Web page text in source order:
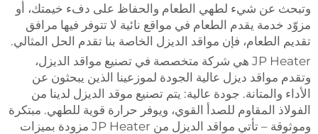
وتبحث عن شيء لطهي الطعام والحفاظ على دفء خيمتك، أو
مزوّد خدمة يقدم الطعام في مواقع نائية لا تتوفر فيها مرافق
تقديم الطعام، فإن مواقد الديزل الخاصة بنا تقدم الحل المثالي.
JP Heater هي شركة متخصصة في تصنيع مواقد الديزل،
وتقدم مواقد ديزل عالية الجودة لموزعينا الذين يبحثون عن
الأداء والمتانة. جودة عالية: يتم تصنيع موقد الديزل لدينا من
الفولاذ المقاوم للصدأ القوي، ويوفر حرارة قوية للطهي. مبتكرة
وموثوقة – تأتي مواقد الديزل من JP Heater مزودة بميزات